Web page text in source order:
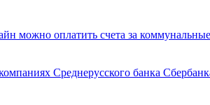
можно оплатить счета за
Среднерусского банка